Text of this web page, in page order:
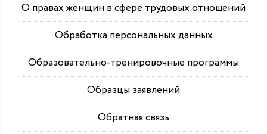
О правах женщин в сфере трудовых отношений
Обработка персональных данных
Образовательно-тренировочные программы
Образцы заявлений
Обратная связь